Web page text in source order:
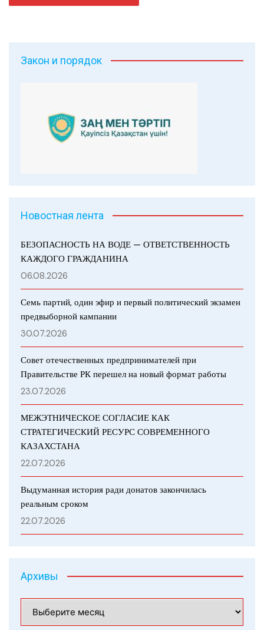
Закон и порядок
Новостная лента
БЕЗОПАСНОСТЬ НА ВОДЕ — ОТВЕТСТВЕННОСТЬ
КАЖДОГО ГРАЖДАНИНА
06.08.2026
Семь партий, один эфир и первый политический экзамен
предвыборной кампании
30.07.2026
Совет отечественных предпринимателей при
Правительстве РК перешел на новый формат работы
23.07.2026
МЕЖЭТНИЧЕСКОЕ СОГЛАСИЕ КАК
СТРАТЕГИЧЕСКИЙ РЕСУРС СОВРЕМЕННОГО
КАЗАХСТАНА
22.07.2026
Выдуманная история ради донатов закончилась
реальным сроком
22.07.2026
Архивы